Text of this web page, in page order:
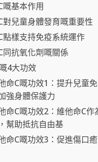
嘅基本作用
對兒童身體發育嘅重要性
點樣支持免疫系統運作
同抗氧化劑嘅關係
4大功效
命C嘅功效1：提升兒童
強身體保護力
命C嘅功效2：維他命C作
幫助抵抗自由基
命C嘅功效3：促進傷口